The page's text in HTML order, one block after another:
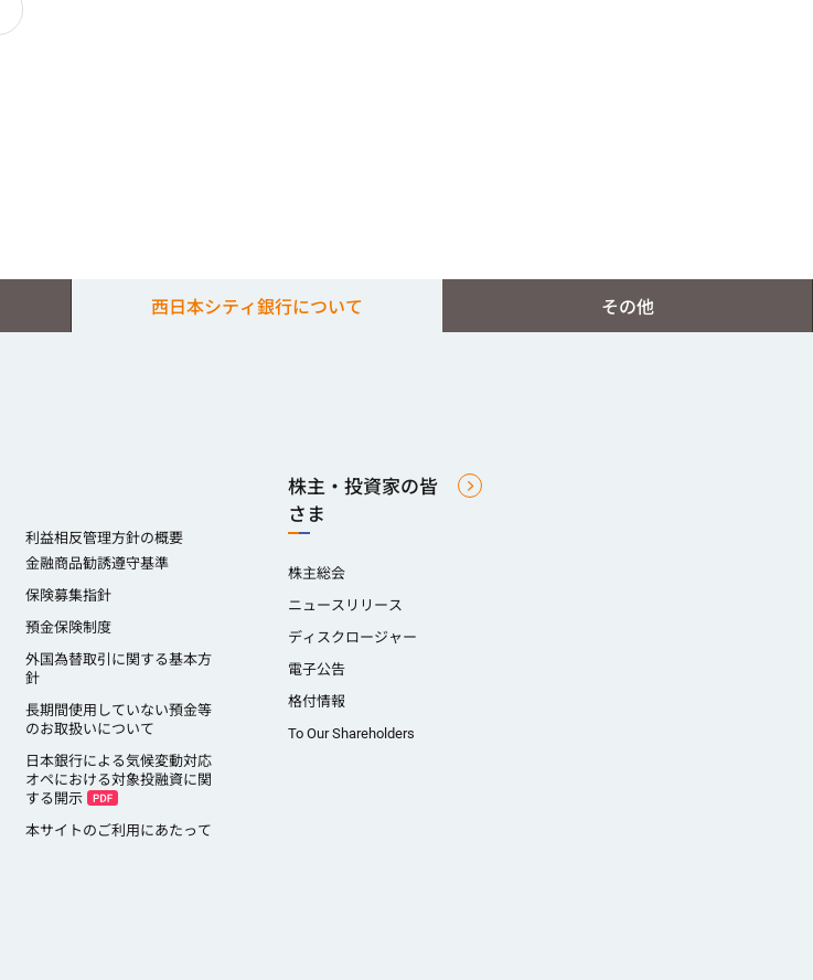
西日本シティ銀行について その他
利益相反管理方針の概要
金融商品勧誘遵守基準
保険募集指針
預金保険制度
外国為替取引に関する基本方
針
長期間使用していない預金等
のお取扱いについて
日本銀行による気候変動対応
オペにおける対象投融資に関
する開示
本サイトのご利用にあたって
株主・投資家の皆
さま
株主総会
ニュースリリース
ディスクロージャー
電子公告
格付情報
To Our Shareholders